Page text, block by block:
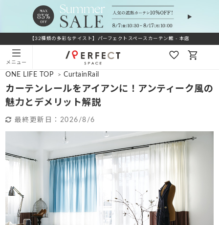
【32種類の多彩なテイスト】パーフェクトスペースカーテン館 - 本店
メニュー
ONE LIFE TOP > CurtainRail
カーテンレールをアイアンに！アンティーク風の
魅力とデメリット解説
最終更新日： 2026/8/6